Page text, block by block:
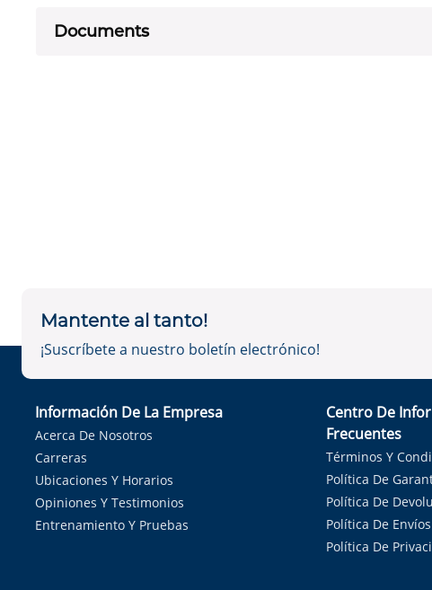
Documents
Mantente al tanto!
¡Suscríbete a nuestro boletín electrónico!
Información De La Empresa
Acerca De Nosotros
Carreras
Ubicaciones Y Horarios
Opiniones Y Testimonios
Entrenamiento Y Pruebas
Centro De
Frecuentes
Términos Y
Política De
Política De
Política De Envíos
Política De